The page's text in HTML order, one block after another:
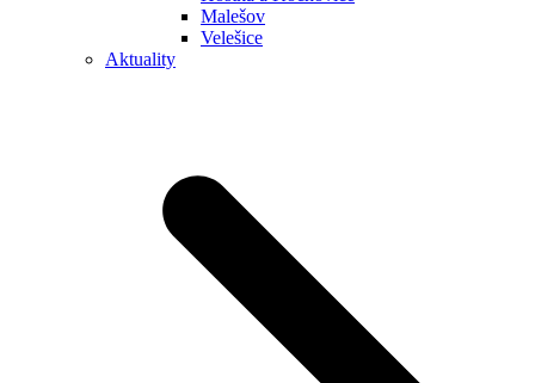
Malešov
Velešice
Aktuality